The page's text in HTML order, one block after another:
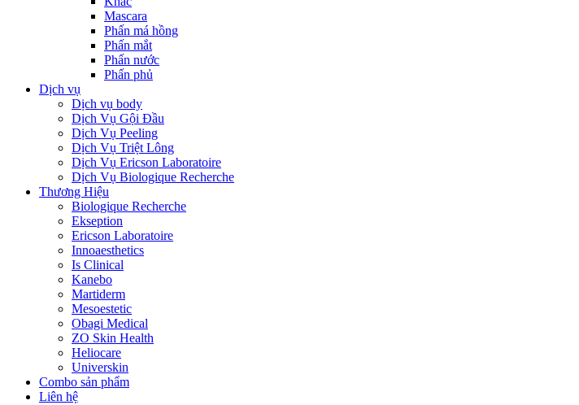
Mascara
Phấn má hồng
Phấn mắt
Phấn nước
Phấn phủ
Dịch vụ
Dịch vụ body
Dịch Vụ Gội Đầu
Dịch Vụ Peeling
Dịch Vụ Triệt Lông
Dịch Vụ Ericson Laboratoire
Dịch Vụ Biologique Recherche
Thương Hiệu
Biologique Recherche
Ekseption
Ericson Laboratoire
Innoaesthetics
Is Clinical
Kanebo
Martiderm
Mesoestetic
Obagi Medical
ZO Skin Health
Heliocare
Universkin
Combo sản phẩm
Liên hệ